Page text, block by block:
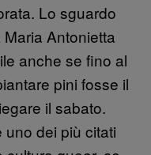
Lo sguardo
Antonietta
anche se fino al
pini fosse il
il sabato.
dei più citati